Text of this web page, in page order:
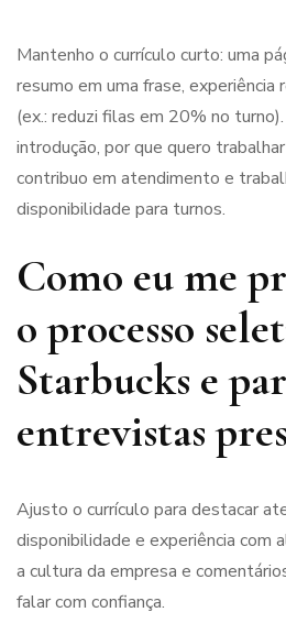
Mantenho o currículo curto: uma
resumo em uma frase,
(ex.: reduzi filas em 20% no
introdução, por que quero
contribuo em atendimento e
disponibilidade para turnos.
Como eu me
o processo
Starbucks e
entrevistas
Ajusto o currículo para destacar
disponibilidade e experiência com
a cultura da empresa e
falar com confiança.